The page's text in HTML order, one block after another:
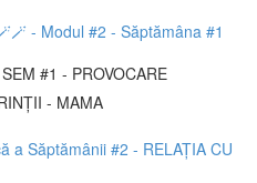
- Modul #2 - Săptămâna #1
#1 - PROVOCARE
- MAMA
a Săptămânii #2 - RELAȚIA CU